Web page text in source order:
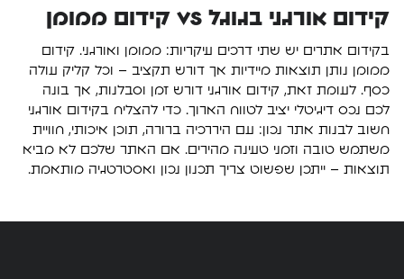
קידום אורגני בגוגל VS קידום ממומן
בקידום אתרים יש שתי דרכים עיקריות: ממומן ואורגני. קידום
ממומן נותן תוצאות מיידיות אך דורש תקציב – וכל קליק עולה
כסף. לעומת זאת, קידום אורגני דורש זמן וסבלנות, אך בונה
לכם נכס דיגיטלי יציב לטווח הארוך. כדי להצליח בקידום אורגני
חשוב לבנות אתר נכון: עם היררכיה ברורה, תוכן איכותי, חוויית
משתמש טובה וזמני טעינה מהירים. אם האתר שלכם לא מביא
תוצאות – ייתכן שפשוט צריך תכנון נכון ואסטרטגיה מותאמת.